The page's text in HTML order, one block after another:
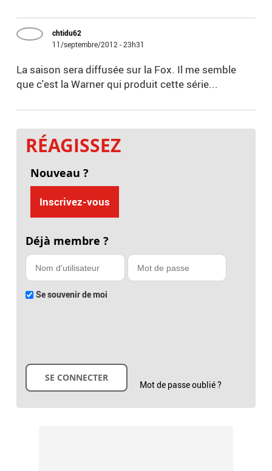
chtidu62
11/septembre/2012 - 23h31
La saison sera diffusée sur la Fox. Il me semble
que c'est la Warner qui produit cette série...
RÉAGISSEZ
Nouveau ?
Inscrivez-vous
Déjà membre ?
Se souvenir de moi
Mot de passe oublié ?